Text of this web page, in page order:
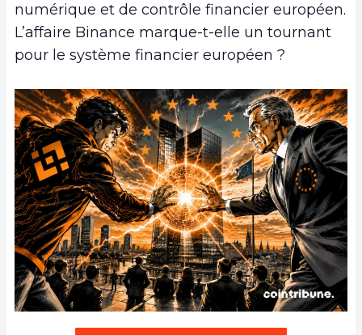
numérique et de contrôle financier européen.
L’affaire Binance marque-t-elle un tournant
pour le système financier européen ?